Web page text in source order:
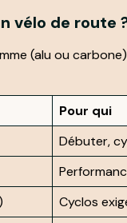
vélo de route
(alu ou
Pour qui
Débuter,
Cyclos